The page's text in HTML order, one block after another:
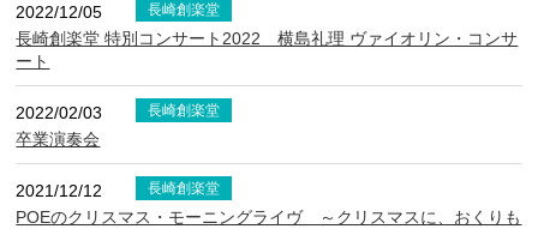
2022/12/05 長崎創楽堂
長崎創楽堂 特別コンサート2022 横島礼理 ヴァイオリン・コンサ
ート
2022/02/03 長崎創楽堂
卒業演奏会
2021/12/12 長崎創楽堂
POEのクリスマス・モーニングライヴ ～クリスマスに、おくりも